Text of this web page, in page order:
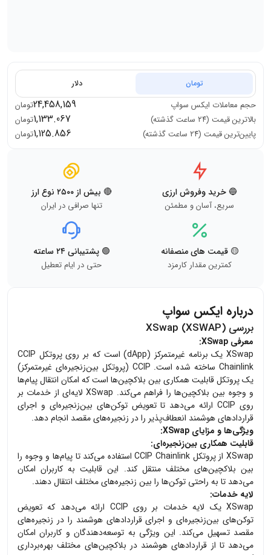
تومان دلار
حجم معاملات ایکس سواپ 24,458,159تومان
بالاترین قیمت (۲۴ ساعت گذشته)
1,133.067تومان
پایین‌ترین قیمت (۲۴ ساعت گذشته)
1,125.856تومان
🔵 خرید وفروش ارزی
سریع، آسان و مطمئن
🔴 بیش از ۲۵۰۰ نوع ارز
تنها صرافی در ایران
🟡 قیمت های منصفانه
کمترین مقدار کارمزد
🟢 پشتیبانی ۲۴ ساعته
حتی در ایام تعطیل
درباره ایکس سواپ
بررسی XSwap (XSWAP)
معرفی XSwap:
XSwap یک برنامه غیرمتمرکز (dApp) است که بر روی پروتکل CCIP
Chainlink ساخته شده است. CCIP (پروتکل بین‌زنجیره‌ای غیرمتمرکز)
یک پروتکل قابلیت همکاری بین بلاکچین‌ها است که امکان انتقال پیام‌ها
و وجوه بین بلاکچین‌ها را فراهم می‌کند. XSwap لایه‌ای از خدمات بر
روی CCIP ارائه می‌دهد تا تعویض توکن‌های بین‌زنجیره‌ای و اجرای
قراردادهای هوشمند انعطاف‌پذیر را در زنجیره‌های مقصد انجام دهد.
ویژگی‌ها و مزایای XSwap:
قابلیت همکاری بین‌زنجیره‌ای:
XSwap از پروتکل CCIP Chainlink استفاده می‌کند تا پیام‌ها و وجوه را
بین بلاکچین‌های مختلف منتقل کند. این قابلیت به کاربران امکان
می‌دهد تا به راحتی توکن‌ها را بین زنجیره‌های مختلف انتقال دهند.
لایه خدمات:
XSwap یک لایه خدمات بر روی CCIP ارائه می‌دهد که تعویض
توکن‌های بین‌زنجیره‌ای و اجرای قراردادهای هوشمند را در زنجیره‌های
مقصد تسهیل می‌کند. این ویژگی به توسعه‌دهندگان و کاربران امکان
می‌دهد تا از قراردادهای هوشمند در بلاکچین‌های مختلف بهره‌برداری